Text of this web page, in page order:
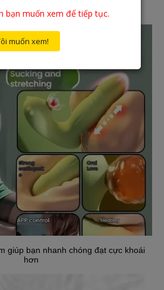
giúp bạn nhanh chóng đạt cực khoái
hơn
bạn muốn xem để tiếp tục.
muốn xem!